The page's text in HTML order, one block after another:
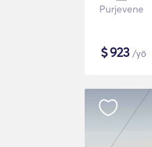
Purjevene
$923 /yö